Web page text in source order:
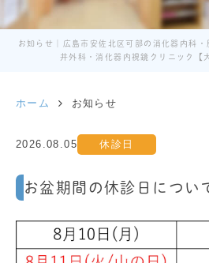
お知らせ｜広島市安佐北区可部の消化器内科
井外科・消化器内視鏡クリニック【
ホーム お知らせ
2026.08.05 休診日
お盆期間の休診日につい